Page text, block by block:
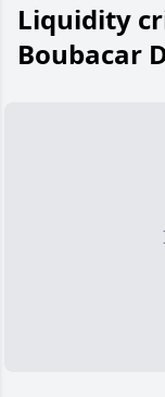
Liquidity
Boubacar